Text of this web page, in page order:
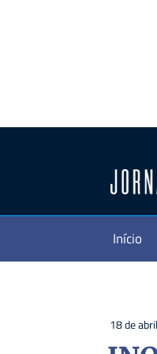
Início
18 de